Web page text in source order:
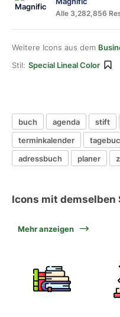
Alle 3,282,856
Weitere Icons aus dem
Stil: Special Lineal Color
buch agenda stift
terminkalender
adressbuch
planer
Icons mit demselben
Mehr anzeigen